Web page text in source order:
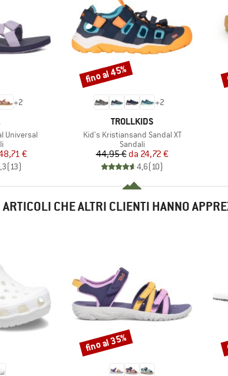
+2
Universal
di prodotti
ridotto
€
(13)
+2
MARCHIO
TROLLKIDS
Articolo
Kid's Kristiansand Sandal XT
Gruppo di prodotti
Sandali
Prezzo
44,95 € Prezzo ridotto
da 24,72 €
4,6(10)
Sconto
fino al 45%
ARTICOLI CHE ALTRI CLIENTI HANNO
Sconto
fino al 35%